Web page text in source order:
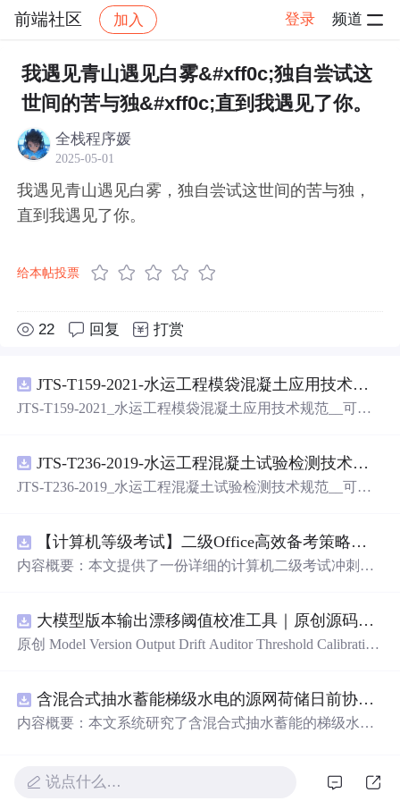
前端社区 加入 登录 频道
社区 前端社区 感慨 帖子详情
我遇见青山遇见白雾&#xff0c;独自尝试这
世间的苦与独&#xff0c;直到我遇见了你。
全栈程序媛
2025-05-01
我遇见青山遇见白雾，独自尝试这世间的苦与独，
直到我遇见了你。
给本帖投票
22 回复 打赏
JTS-T159-2021-水运工程模袋混凝土应用技术规范-可搜索.pdf
JTS-T159-2021_水运工程模袋混凝土应用技术规范__可搜
JTS-T236-2019-水运工程混凝土试验检测技术规范-可搜索.pdf
JTS-T236-2019_水运工程混凝土试验检测技术规范__可搜
【计算机等级考试】二级Office高效备考策略：分阶段复习计划与考场时间分配优化方案
内容概要：本文提供了一份详细的计算机二级考试冲刺备
点和基本操作；强化刷题阶段主攻操作大题，尤其是Excel
函数难点；冲刺模拟阶段进行全真模拟训练，回归高频考
国计算机二级考试的考生，尤其适合基础一般、希望在短
期内高效提分的学员。; 使用场景及目标：①帮助考生系统
规划考前1个月的复习节奏，提升应试能力；②突破Excel
程，避免因操作失误导致失分。; 阅读建议：此资源以实战
为导向，建议结合【高频考点汇总】【易错题集】等配套
大模型版本输出漂移阈值校准工具｜原创源码+测试+离线报告
原创 Model Version Output Drift Auditor Threshold Calibration
样本校准评分区间、告警阈值和误报漏报边界；本地网
页、JSON/HTML/SVG报告、测试与示例。压缩包包含完
MIT License及原创授权声明。适合开发者进行工程预检、
质量审查和交付复核；Node.js 18+可直接运行，零第三方
含混合式抽水蓄能梯级水电的源网荷储日前协同调度优化研究（Matlab代码实现）
内容概要：本文系统研究了含混合式抽水蓄能的梯级水电
接入背景下，如何通过优化调度提升电力系统的灵活性与
说点什么…